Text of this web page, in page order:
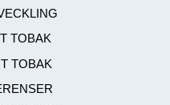
TOBAK
TOBAK